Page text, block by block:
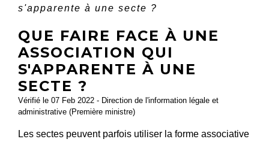
s'apparente à une secte ?
QUE FAIRE FACE À UNE
ASSOCIATION QUI
S'APPARENTE À UNE
SECTE ?
Vérifié le 07 Feb 2022 - Direction de l'information légale et
administrative (Première ministre)
Les sectes peuvent parfois utiliser la forme associative